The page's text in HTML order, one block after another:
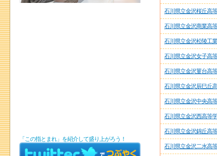
石川県立金沢桜丘高
石川県立金沢商業高
石川県立金沢松陵工
石川県立金沢女子高
石川県立金沢菫台高
石川県立金沢辰巳丘
石川県立金沢中央高
石川県立金沢西高等
石川県立金沢錦丘高
石川県立金沢二水高
「この指とまれ」を紹介して盛り上がろう！